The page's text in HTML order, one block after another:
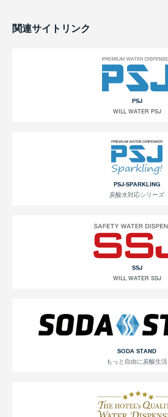
関連サイトリンク
PSJ
WILL WATER PSJ
PSJ-SPARKLING
炭酸水対応シリーズ
SSJ
WILL WATER SSJ
SODA STAND
もっと自由に炭酸生活